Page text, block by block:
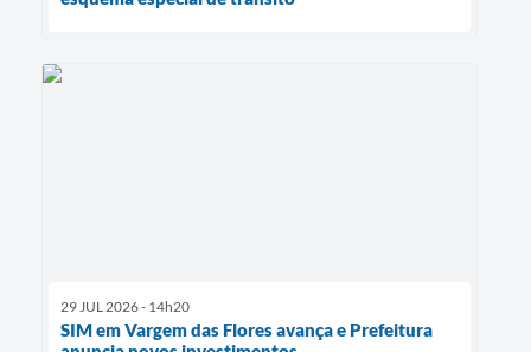
29 JUL 2026 - 14h20
SIM em Vargem das Flores avança e Prefeitura